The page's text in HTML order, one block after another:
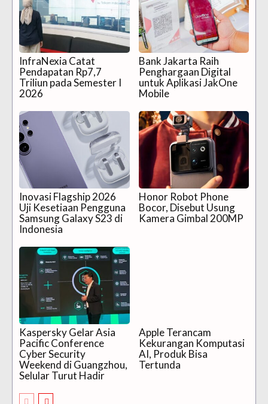
InfraNexia Catat
Pendapatan Rp7,7
Triliun pada Semester I
2026
Bank Jakarta Raih
Penghargaan Digital
untuk Aplikasi JakOne
Mobile
Inovasi Flagship 2026
Uji Kesetiaan Pengguna
Samsung Galaxy S23 di
Indonesia
Honor Robot Phone
Bocor, Disebut Usung
Kamera Gimbal 200MP
Kaspersky Gelar Asia
Pacific Conference
Cyber Security
Weekend di Guangzhou,
Selular Turut Hadir
Apple Terancam
Kekurangan Komputasi
AI, Produk Bisa
Tertunda